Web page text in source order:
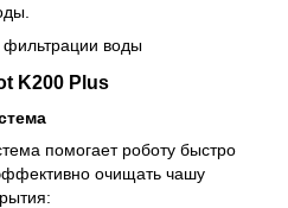
K200 Plus
помогает роботу быстро
очищать чашу